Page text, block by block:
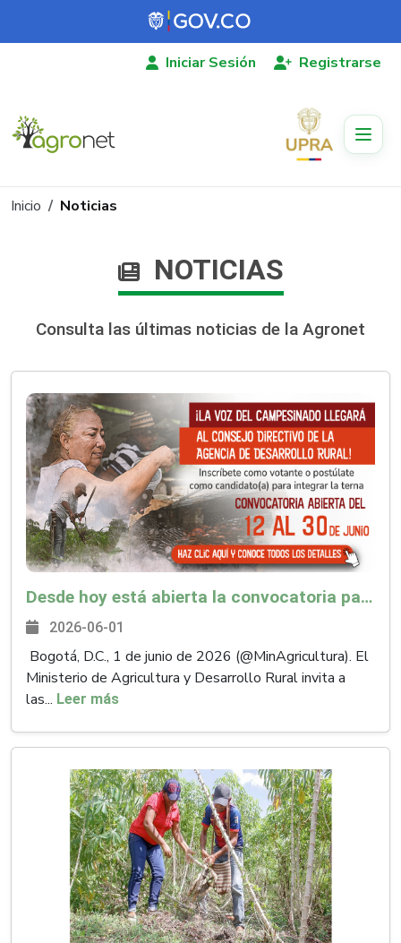
Pasar al contenido principal
Iniciar Sesión Registrarse
Ruta de navegación
Inicio Noticias
NOTICIAS
Consulta las últimas noticias de la Agronet
Desde hoy está abierta la convocatoria para elegir representación campesina en el Consejo Directivo de la Agencia de Desarrollo Rural
2026-06-01
Bogotá, D.C., 1 de junio de 2026 (@MinAgricultura). El
Ministerio de Agricultura y Desarrollo Rural invita a
las... Leer más